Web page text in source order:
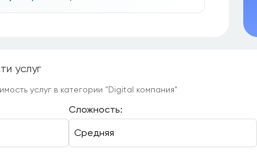
услуг
услуг в категории "Digital компания"
Сложность: